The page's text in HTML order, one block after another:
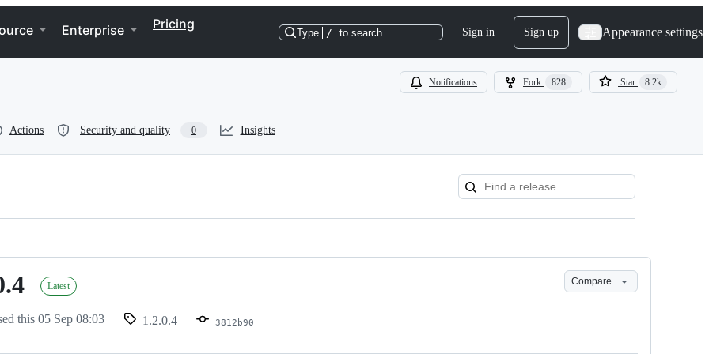
Enterprise Pricing
Type / to search Sign in Sign up Appearance settings
Notifications Fork 828 Star 8.2k
Actions Security and quality 0 Insights
Latest Compare
this05 Sep 08:03 1.2.0.4 3812b90